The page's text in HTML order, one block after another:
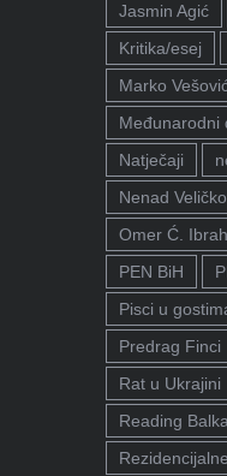
Jasmin Agić
Kritika/esej
Marko
Međunarodni
Natječaji
Nenad
Omer Ć.
PEN BiH
Pisci u
Predrag Finci
Rat u Ukrajini
Reading